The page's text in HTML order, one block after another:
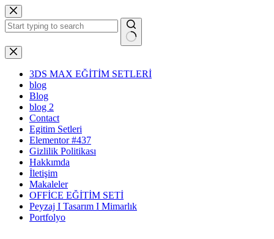
Skip
to
content
No
results
3DS MAX EĞİTİM SETLERİ
blog
Blog
blog 2
Contact
Egitim Setleri
Elementor #437
Gizlilik Politikası
Hakkımda
İletişim
Makaleler
OFFİCE EĞİTİM SETİ
Peyzaj I Tasarım I Mimarlık
Portfolyo